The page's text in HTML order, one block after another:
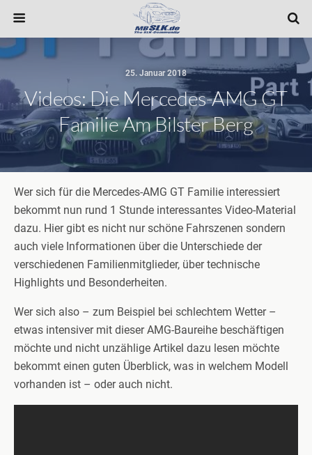
25. Januar 2018
Videos: Die Mercedes-AMG GT
Familie Am Bilster Berg
Wer sich für die Mercedes-AMG GT Familie interessiert
bekommt nun rund 1 Stunde interessantes Video-Material
dazu. Hier gibt es nicht nur schöne Fahrszenen sondern
auch viele Informationen über die Unterschiede der
verschiedenen Familienmitglieder, über technische
Highlights und Besonderheiten.
Wer sich also – zum Beispiel bei schlechtem Wetter –
etwas intensiver mit dieser AMG-Baureihe beschäftigen
möchte und nicht unzählige Artikel dazu lesen möchte
bekommt einen guten Überblick, was in welchem Modell
vorhanden ist – oder auch nicht.